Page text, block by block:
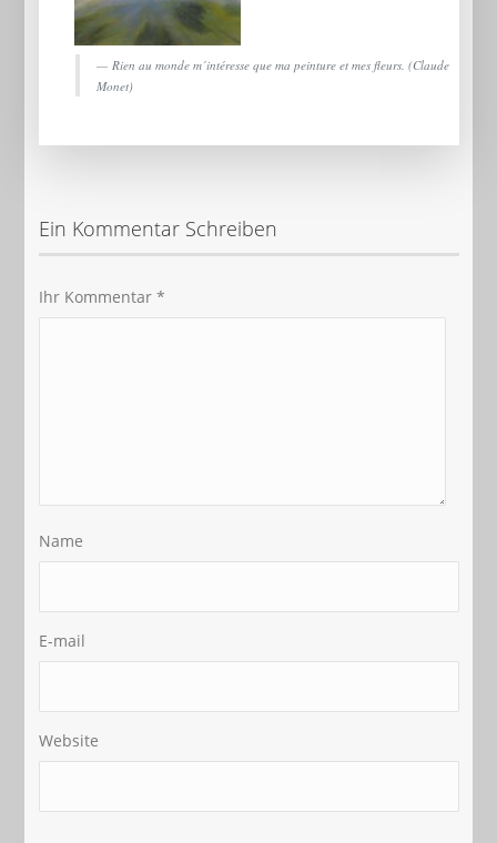
Rien au monde m´intéresse que ma peinture et mes fleurs. (Claude
Monet)
Ein Kommentar Schreiben
Ihr Kommentar *
Name
E-mail
Website